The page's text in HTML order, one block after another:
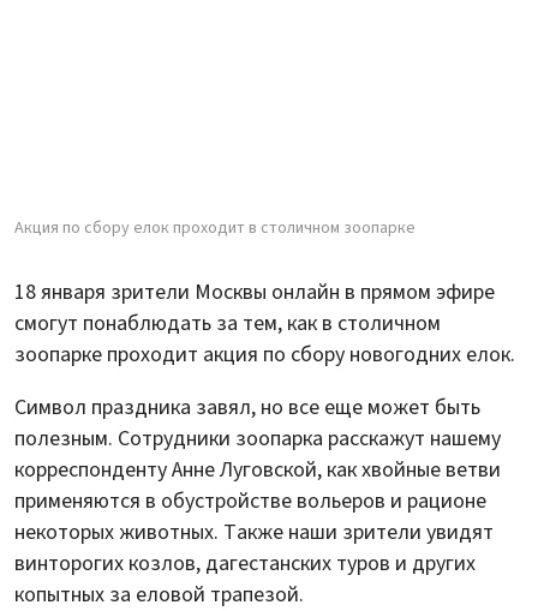
Акция по сбору елок проходит в столичном зоопарке
18 января зрители Москвы онлайн в прямом эфире
смогут понаблюдать за тем, как в столичном
зоопарке проходит акция по сбору новогодних елок.
Символ праздника завял, но все еще может быть
полезным. Сотрудники зоопарка расскажут нашему
корреспонденту Анне Луговской, как хвойные ветви
применяются в обустройстве вольеров и рационе
некоторых животных. Также наши зрители увидят
винторогих козлов, дагестанских туров и других
копытных за еловой трапезой.